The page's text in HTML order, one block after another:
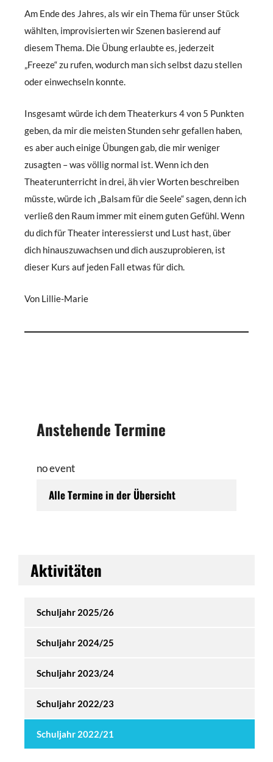
Am Ende des Jahres, als wir ein Thema für unser Stück
wählten, improvisierten wir Szenen basierend auf
diesem Thema. Die Übung erlaubte es, jederzeit
„Freeze“ zu rufen, wodurch man sich selbst dazu stellen
oder einwechseln konnte.
Insgesamt würde ich dem Theaterkurs 4 von 5 Punkten
geben, da mir die meisten Stunden sehr gefallen haben,
es aber auch einige Übungen gab, die mir weniger
zusagten – was völlig normal ist. Wenn ich den
Theaterunterricht in drei, äh vier Worten beschreiben
müsste, würde ich „Balsam für die Seele“ sagen, denn ich
verließ den Raum immer mit einem guten Gefühl. Wenn
du dich für Theater interessierst und Lust hast, über
dich hinauszuwachsen und dich auszuprobieren, ist
dieser Kurs auf jeden Fall etwas für dich.
Von Lillie-Marie
Anstehende Termine
no event
Alle Termine in der Übersicht
Aktivitäten
Schuljahr 2025/26
Schuljahr 2024/25
Schuljahr 2023/24
Schuljahr 2022/23
Schuljahr 2022/21